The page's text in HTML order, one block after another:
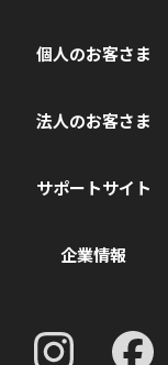
個人のお客さま
法人のお客さま
サポートサイト
企業情報